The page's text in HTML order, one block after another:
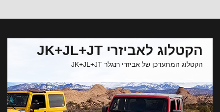
הקטלוג לאביזרי JK+JL+JT
הקטלוג המתעדכן של אביזרי רנגלר JK+JL+JT